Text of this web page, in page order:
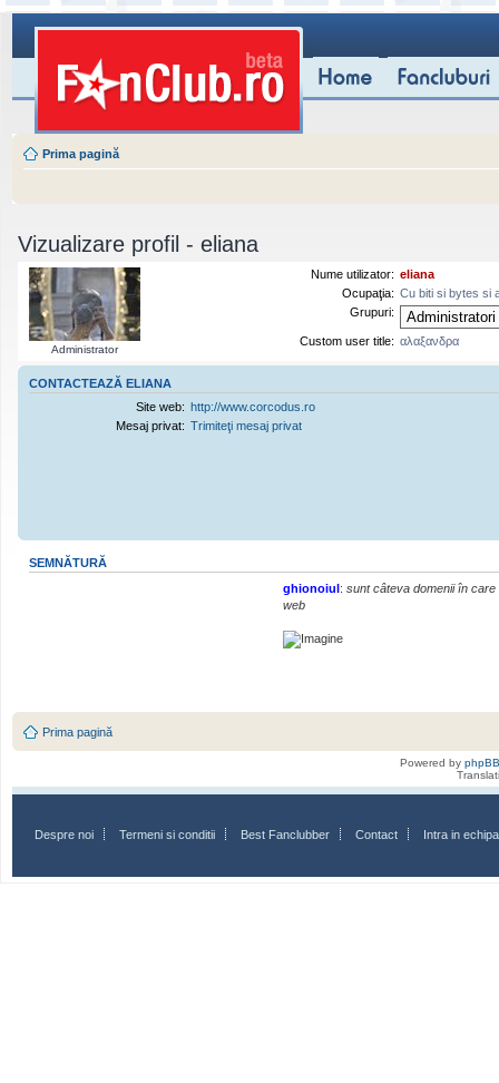
Prima pagină
Vizualizare profil - eliana
Administrator
Nume utilizator: eliana
Ocupaţia: Cu biti si bytes si
Grupuri:
Custom user title: αλαξανδρα
CONTACTEAZĂ ELIANA
Site web: http://www.corcodus.ro
Mesaj privat: Trimiteţi mesaj privat
SEMNĂTURĂ
ghionoiul: sunt câteva domenii în
web
Prima pagină
Powered by phpBB
Despre noi Termeni si conditii Best Fanclubber Contact Intra in